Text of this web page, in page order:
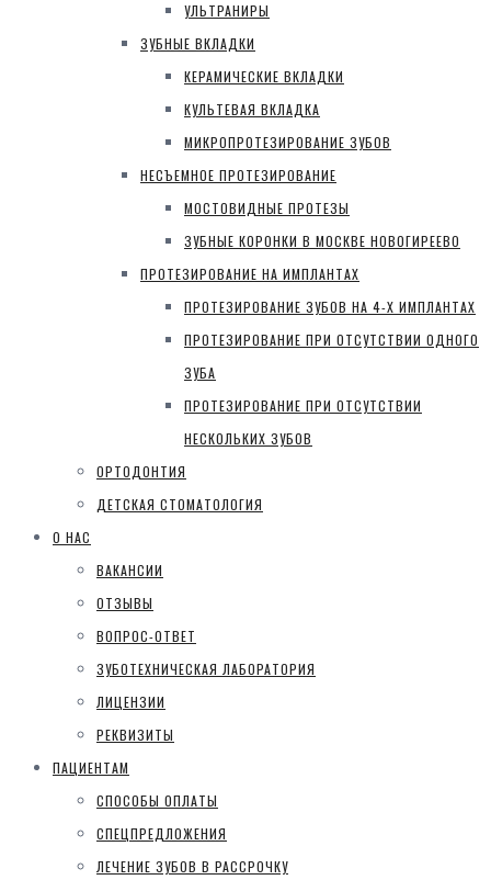
УЛЬТРАНИРЫ
ЗУБНЫЕ ВКЛАДКИ
КЕРАМИЧЕСКИЕ ВКЛАДКИ
КУЛЬТЕВАЯ ВКЛАДКА
МИКРОПРОТЕЗИРОВАНИЕ ЗУБОВ
НЕСЪЕМНОЕ ПРОТЕЗИРОВАНИЕ
МОСТОВИДНЫЕ ПРОТЕЗЫ
ЗУБНЫЕ КОРОНКИ В МОСКВЕ НОВОГИРЕЕВО
ПРОТЕЗИРОВАНИЕ НА ИМПЛАНТАХ
ПРОТЕЗИРОВАНИЕ ЗУБОВ НА 4-Х ИМПЛАНТАХ
ПРОТЕЗИРОВАНИЕ ПРИ ОТСУТСТВИИ ОДНОГО
ЗУБА
ПРОТЕЗИРОВАНИЕ ПРИ ОТСУТСТВИИ
НЕСКОЛЬКИХ ЗУБОВ
ОРТОДОНТИЯ
ДЕТСКАЯ СТОМАТОЛОГИЯ
О НАС
ВАКАНСИИ
ОТЗЫВЫ
ВОПРОС-ОТВЕТ
ЗУБОТЕХНИЧЕСКАЯ ЛАБОРАТОРИЯ
ЛИЦЕНЗИИ
РЕКВИЗИТЫ
ПАЦИЕНТАМ
СПОСОБЫ ОПЛАТЫ
СПЕЦПРЕДЛОЖЕНИЯ
ЛЕЧЕНИЕ ЗУБОВ В РАССРОЧКУ